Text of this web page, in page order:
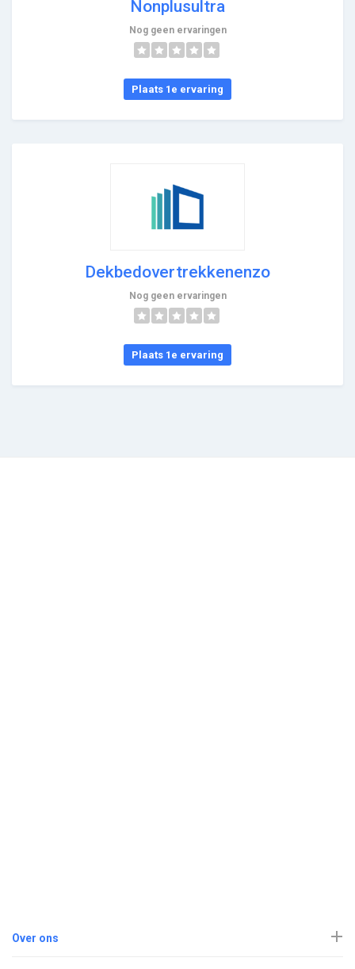
Nonplusultra
Nog geen ervaringen
Plaats 1e ervaring
Dekbedovertrekkenenzo
Nog geen ervaringen
Plaats 1e ervaring
Over ons